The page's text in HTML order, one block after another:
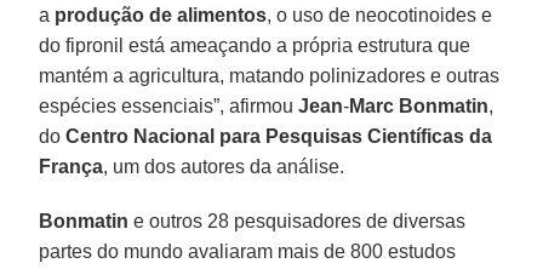
a produção de alimentos, o uso de neocotinoides e
do fipronil está ameaçando a própria estrutura que
mantém a agricultura, matando polinizadores e outras
espécies essenciais”, afirmouJean-Marc Bonmatin,
doCentro Nacional para Pesquisas Científicas da
França, um dos autores da análise.
Bonmatin e outros 28 pesquisadores de diversas
partes do mundo avaliaram mais de 800 estudos